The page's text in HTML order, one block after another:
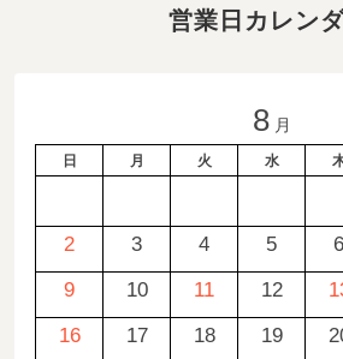
営業日カレン
8 月
日 月 火 水
2
3 4 5 6
9
10 11 12
16
17 18 19